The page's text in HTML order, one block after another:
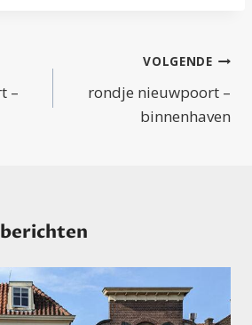
–
VOLGENDE
rondje nieuwpoort –
binnenhaven